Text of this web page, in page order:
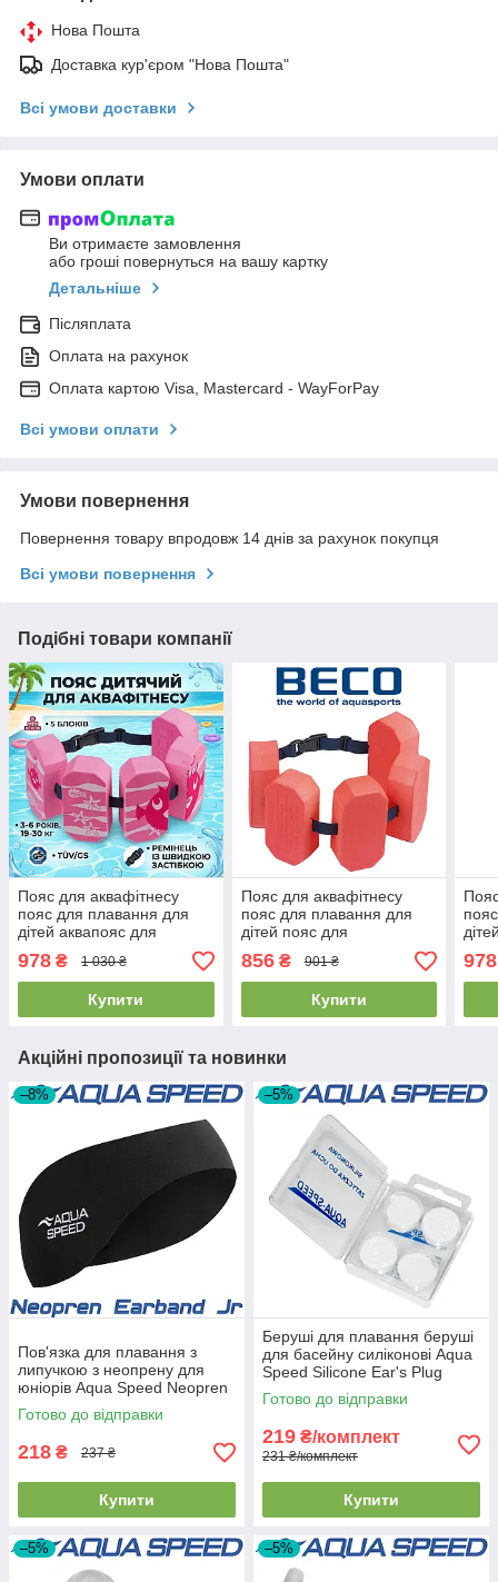
Нова Пошта
Доставка кур'єром "Нова Пошта"
Всі умови доставки
Умови оплати
Ви отримаєте замовлення
або гроші повернуться на вашу картку
Детальніше
Післяплата
Оплата на рахунок
Оплата картою Visa, Mastercard - WayForPay
Всі умови оплати
Умови повернення
Повернення товару впродовж 14 днів за рахунок покупця
Всі умови повернення
Подібні товари компанії
Пояс для аквафітнесу
пояс для плавання для
дітей аквапояс для
рожевий (15-30 кг)
978 ₴ 1 030 ₴
Купити
Пояс для аквафітнесу
пояс для плавання для
дітей пояс для
BECO 9662 червоний (15-
30 кг)
856₴ 901 ₴
Купити
60
978
Акційні пропозиції та новинки
–8%
Пов'язка для плавання з
липучкою з неопрену для
юніорів Aqua Speed Neopren
Earband Jr чорна
Готово до відправки
218 ₴ 237 ₴
Купити
–5%
Беруші для плавання беруші
для басейну силіконові Aqua
Speed Silicone Ear's Plug
прозорі (4шт.)
Готово до відправки
219 ₴/комплект
231 ₴/комплект
Купити
–5% –5%